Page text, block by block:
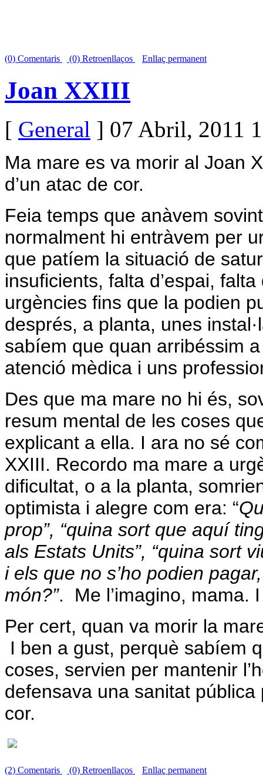
(0) Comentaris (0) Retroenllaços Enllaç permanent
Joan XXIII
[ General ] 07 Abril, 2011
Ma mare es va morir al Joan
d’un atac de cor.
Feia temps que anàvem
normalment hi entràvem per
que patíem la situació de
insuficients, falta d’espai,
urgències fins que la podien
després, a planta, unes
sabíem que quan arribéssim
atenció mèdica i uns
Des que ma mare no hi és,
resum mental de les coses
explicant a ella. I ara no sé
XXIII. Recordo ma mare a
dificultat, o a la planta,
optimista i alegre com era: “
prop”, “quina sort que aquí
als Estats Units”, “quina sort
i els que no s’ho podien
món?”. Me l’imagino, mama.
Per cert, quan va morir la
I ben a gust, perquè sabíem
coses, servien per mantenir
defensava una sanitat
cor.
(2) Comentaris (0) Retroenllaços Enllaç permanent